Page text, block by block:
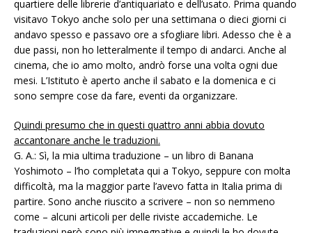
quartiere delle librerie d’antiquariato e dell’usato. Prima quando
visitavo Tokyo anche solo per una settimana o dieci giorni ci
andavo spesso e passavo ore a sfogliare libri. Adesso che è a
due passi, non ho letteralmente il tempo di andarci. Anche al
cinema, che io amo molto, andrò forse una volta ogni due
mesi. L’Istituto è aperto anche il sabato e la domenica e ci
sono sempre cose da fare, eventi da organizzare.
Quindi presumo che in questi quattro anni abbia dovuto
accantonare anche le traduzioni.
G. A.: Sì, la mia ultima traduzione – un libro di Banana
Yoshimoto – l’ho completata qui a Tokyo, seppure con molta
difficoltà, ma la maggior parte l’avevo fatta in Italia prima di
partire. Sono anche riuscito a scrivere – non so nemmeno
come – alcuni articoli per delle riviste accademiche. Le